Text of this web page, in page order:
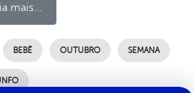
mais...
BEBÊ OUTUBRO SEMANA